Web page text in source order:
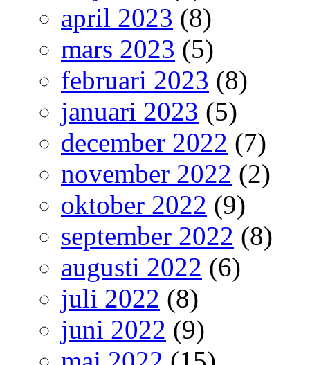
april 2023 (8)
mars 2023 (5)
februari 2023 (8)
januari 2023 (5)
december 2022 (7)
november 2022 (2)
oktober 2022 (9)
september 2022 (8)
augusti 2022 (6)
juli 2022 (8)
juni 2022 (9)